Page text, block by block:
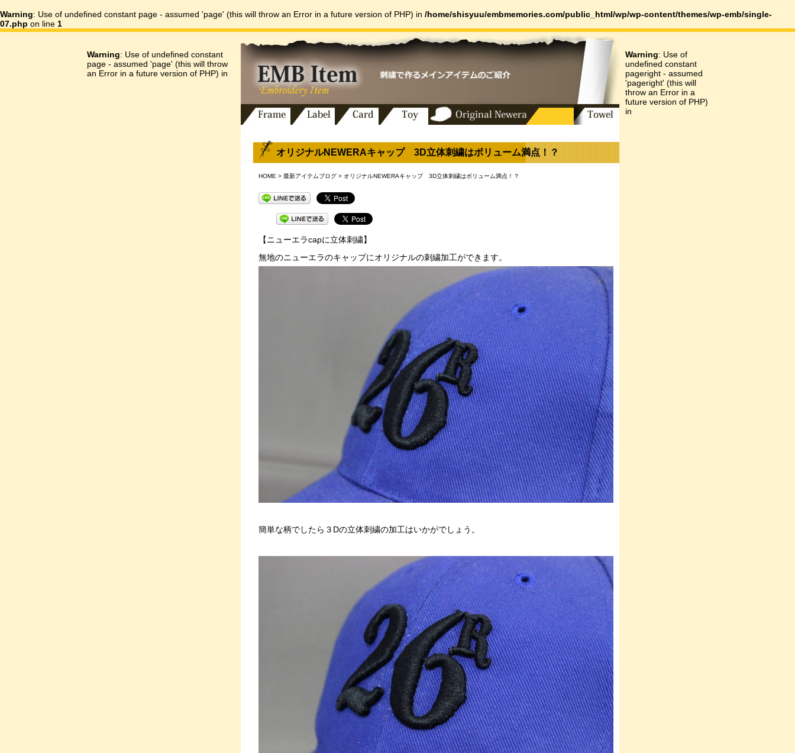
Warning: Use of undefined constant page - assumed 'page' (this will throw an Error in a future version of PHP) in /home/shisyuu/embmemories.com/public_html/wp/wp-content/themes/wp-emb/single-
07.php on line 1
刺繍で作るメインアイテムのご紹介
オリジナルNEWERAキャップ 3D立体刺繍はボリューム満点！？
HOME > 最新アイテムブログ > オリジナルNEWERAキャップ 3D立体刺繍はボリューム満点！？
【ニューエラcapに立体刺繍】
無地のニューエラのキャップにオリジナルの刺繍加工ができます。
簡単な柄でしたら３Dの立体刺繍の加工はいかがでしょう。
Warning: Use of undefined constant
page - assumed 'page' (this will throw
an Error in a future version of PHP) in
Warning: Use of
undefined constant
pageright - assumed
'pageright' (this will
throw an Error in a
future version of PHP)
in